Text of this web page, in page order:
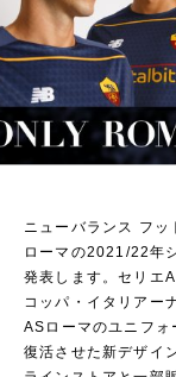
ニューバランス フッ
ローマの2021/22年
発表します。セリエ
コッパ・イタリアー
ASローマのユニフォ
復活させた新デザイ